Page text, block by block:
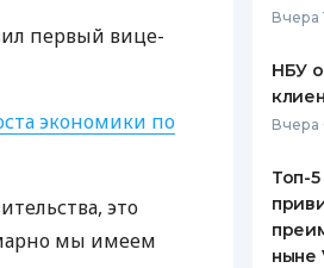
ЕЖЕМЕСЯЧНЫЙ ОБЗОР
БАНКОВСКИМ КАРТАМ
ВСЕ
первый вице-
экономики по
это
мы имеем
Вчера
НБУ
Вчера
Топ-
ныне